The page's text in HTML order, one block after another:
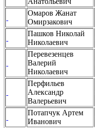
Омаров Жанат
Омирзакович
Пашков Николай
Николаевич
Перевезенцев
Валерий
Николаевич
Перфильев
Александр
Валерьевич
Потапчук Артем
Иванович